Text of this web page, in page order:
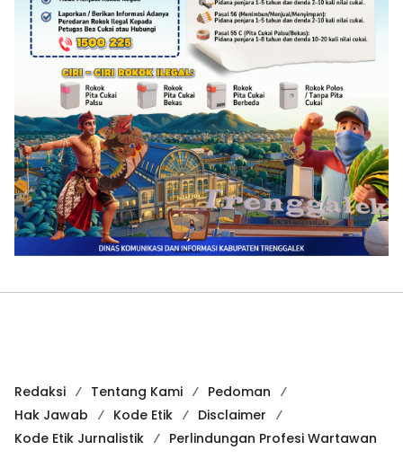
Redaksi Tentang Kami
Pedoman
Hak Jawab
Kode Etik
Disclaimer
Kode Etik Jurnalistik
Perlindungan Profesi Wartawan